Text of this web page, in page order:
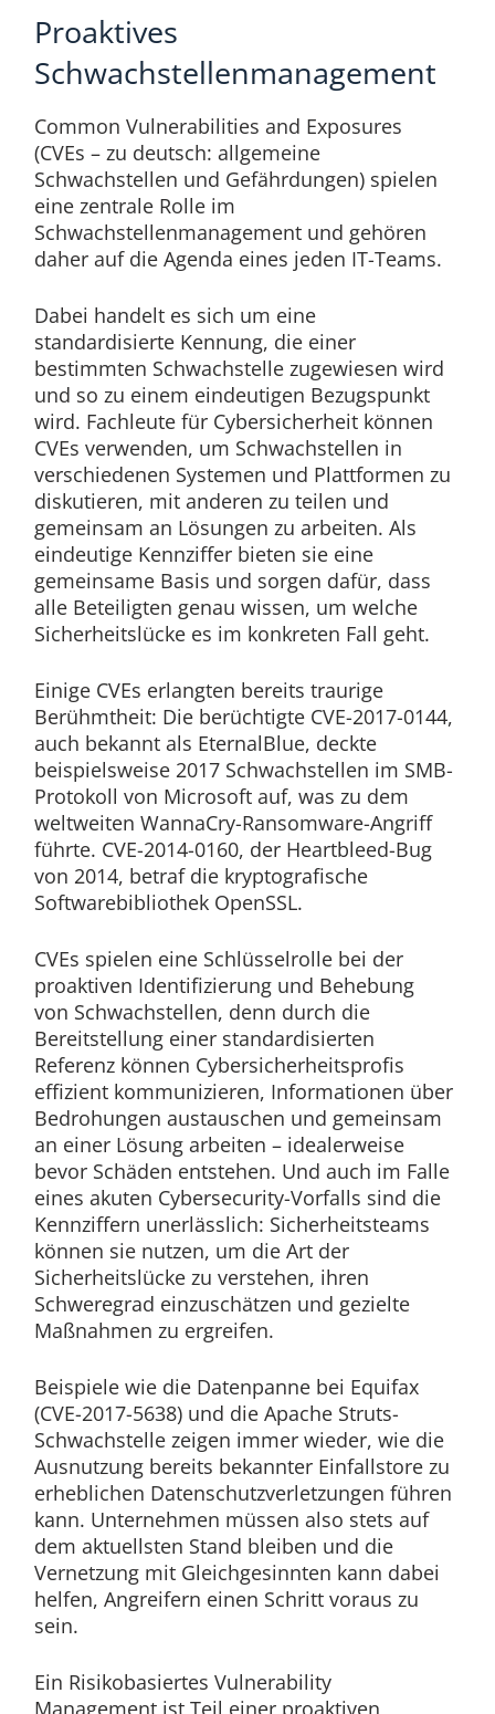
Proaktives
Schwachstellenmanagement
Common Vulnerabilities and Exposures
(CVEs – zu deutsch: allgemeine
Schwachstellen und Gefährdungen) spielen
eine zentrale Rolle im
Schwachstellenmanagement und gehören
daher auf die Agenda eines jeden IT-Teams.
Dabei handelt es sich um eine
standardisierte Kennung, die einer
bestimmten Schwachstelle zugewiesen wird
und so zu einem eindeutigen Bezugspunkt
wird. Fachleute für Cybersicherheit können
CVEs verwenden, um Schwachstellen in
verschiedenen Systemen und Plattformen zu
diskutieren, mit anderen zu teilen und
gemeinsam an Lösungen zu arbeiten. Als
eindeutige Kennziffer bieten sie eine
gemeinsame Basis und sorgen dafür, dass
alle Beteiligten genau wissen, um welche
Sicherheitslücke es im konkreten Fall geht.
Einige CVEs erlangten bereits traurige
Berühmtheit: Die berüchtigte CVE-2017-0144,
auch bekannt als EternalBlue, deckte
beispielsweise 2017 Schwachstellen im SMB-
Protokoll von Microsoft auf, was zu dem
weltweiten WannaCry-Ransomware-Angriff
führte. CVE-2014-0160, der Heartbleed-Bug
von 2014, betraf die kryptografische
Softwarebibliothek OpenSSL.
CVEs spielen eine Schlüsselrolle bei der
proaktiven Identifizierung und Behebung
von Schwachstellen, denn durch die
Bereitstellung einer standardisierten
Referenz können Cybersicherheitsprofis
effizient kommunizieren, Informationen über
Bedrohungen austauschen und gemeinsam
an einer Lösung arbeiten – idealerweise
bevor Schäden entstehen. Und auch im Falle
eines akuten Cybersecurity-Vorfalls sind die
Kennziffern unerlässlich: Sicherheitsteams
können sie nutzen, um die Art der
Sicherheitslücke zu verstehen, ihren
Schweregrad einzuschätzen und gezielte
Maßnahmen zu ergreifen.
Beispiele wie die Datenpanne bei Equifax
(CVE-2017-5638) und die Apache Struts-
Schwachstelle zeigen immer wieder, wie die
Ausnutzung bereits bekannter Einfallstore zu
erheblichen Datenschutzverletzungen führen
kann. Unternehmen müssen also stets auf
dem aktuellsten Stand bleiben und die
Vernetzung mit Gleichgesinnten kann dabei
helfen, Angreifern einen Schritt voraus zu
sein.
Ein Risikobasiertes Vulnerability